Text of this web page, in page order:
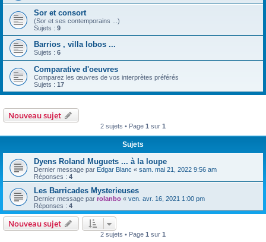
Sor et consort
(Sor et ses contemporains ...)
Sujets : 9
Barrios , villa lobos ...
Sujets : 6
Comparative d'oeuvres
Comparez les œuvres de vos interprètes préférés
Sujets : 17
Nouveau sujet
2 sujets • Page 1 sur 1
Sujets
Dyens Roland Muguets ... à la loupe
Dernier message par Edgar Blanc « sam. mai 21, 2022 9:56 am
Réponses : 4
Les Barricades Mysterieuses
Dernier message par rolanbo « ven. avr. 16, 2021 1:00 pm
Réponses : 4
Nouveau sujet
2 sujets • Page 1 sur 1